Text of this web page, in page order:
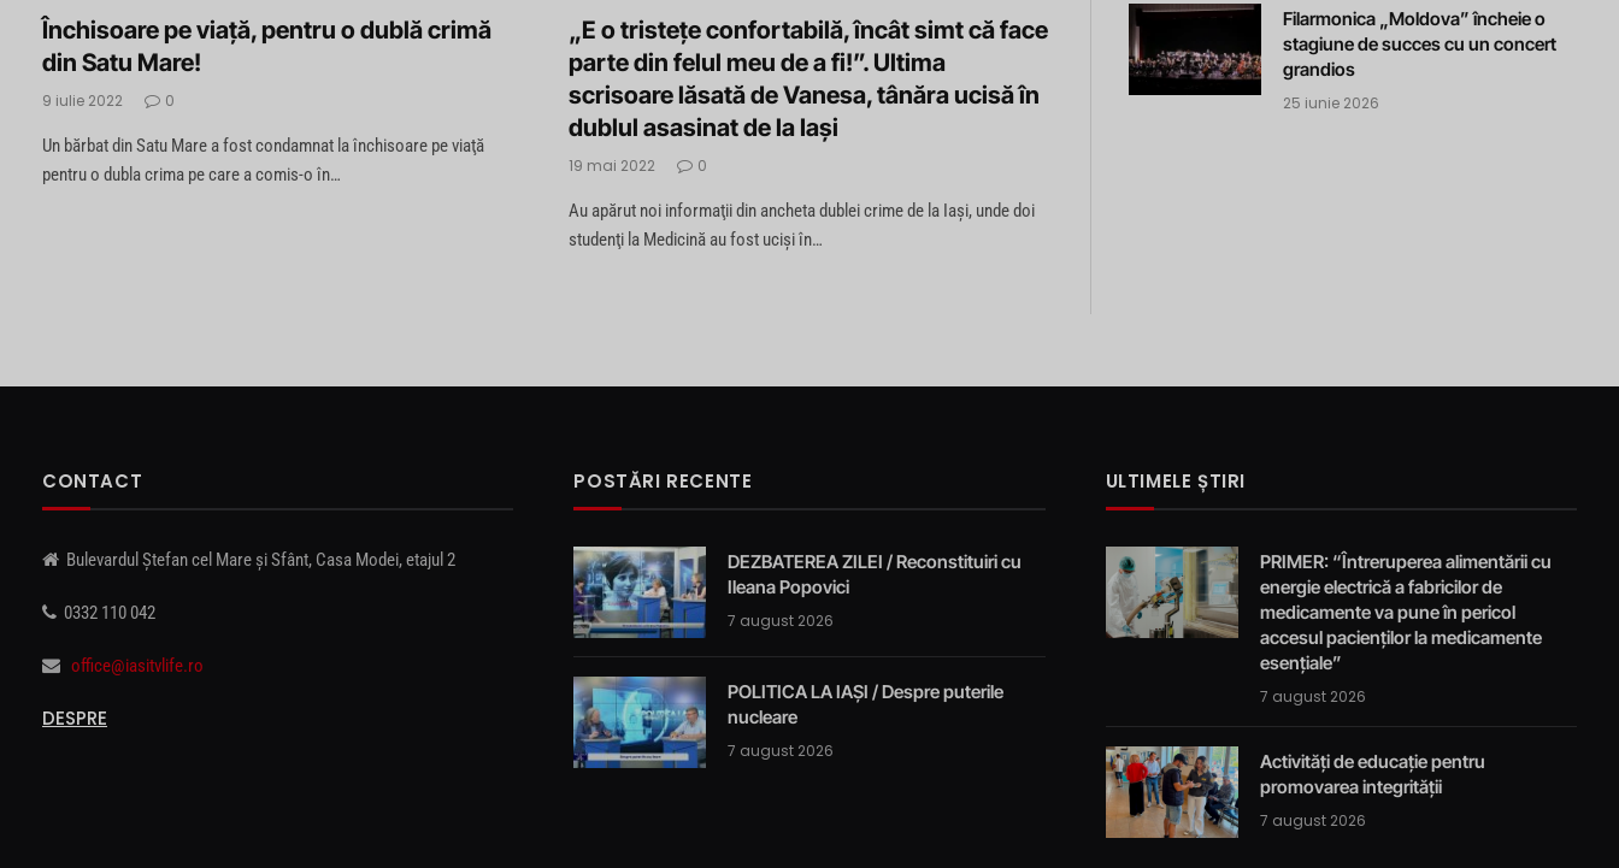
Închisoare pe viaţă, pentru o dublă crimă
din Satu Mare!
9 iulie 2022 0
Un bărbat din Satu Mare a fost condamnat la închisoare pe viaţă
pentru o dubla crima pe care a comis-o în…
„E o tristețe confortabilă, încât simt că face
parte din felul meu de a fi!”. Ultima
scrisoare lăsată de Vanesa, tânăra ucisă în
dublul asasinat de la Iaşi
19 mai 2022 0
Au apărut noi informaţii din ancheta dublei crime de la Iaşi, unde doi
studenţi la Medicină au fost ucişi în…
Filarmonica „Moldova” încheie o
stagiune de succes cu un concert
grandios
25 iunie 2026
CONTACT
Bulevardul Ștefan cel Mare și Sfânt, Casa Modei, etajul 2
0332 110 042
office@iasitvlife.ro
DESPRE
POSTĂRI RECENTE
DEZBATEREA ZILEI / Reconstituiri cu
Ileana Popovici
7 august 2026
POLITICA LA IAȘI / Despre puterile
nucleare
7 august 2026
ULTIMELE ȘTIRI
PRIMER: “Întreruperea alimentării cu
energie electrică a fabricilor de
medicamente va pune în pericol
accesul pacienților la medicamente
esențiale”
7 august 2026
Activități de educație pentru
promovarea integrității
7 august 2026